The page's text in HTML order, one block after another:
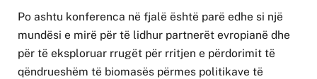
Po ashtu konferenca në fjalë është parë edhe si një
mundësi e mirë për të lidhur partnerët evropianë dhe
për të eksploruar rrugët për rritjen e përdorimit të
qëndrueshëm të biomasës përmes politikave të